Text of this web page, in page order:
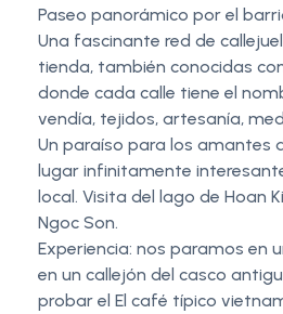
Paseo panorámico por el
Una fascinante red de
tienda, también conocidas
donde cada calle tiene el
vendía, tejidos, artesanía,
Un paraíso para los amantes
lugar infinitamente
local. Visita del lago de Hoan
Ngoc Son.
Experiencia: nos paramos en
en un callejón del casco
probar el El café típico